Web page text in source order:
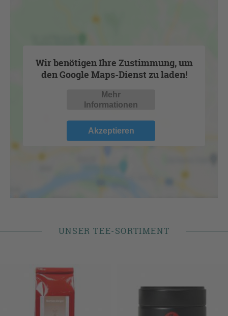
Wir benötigen Ihre Zustimmung, um
den Google Maps-Dienst zu laden!
Mehr
Informationen
Akzeptieren
Montag, Dienstag, Mittwoch:
UNSER TEE-SORTIMENT